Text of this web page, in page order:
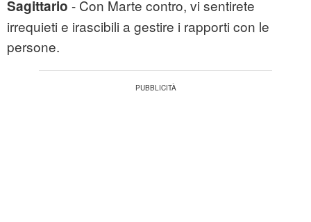
Sagittario - Con Marte contro, vi sentirete
irrequieti e irascibili a gestire i rapporti con le
persone.